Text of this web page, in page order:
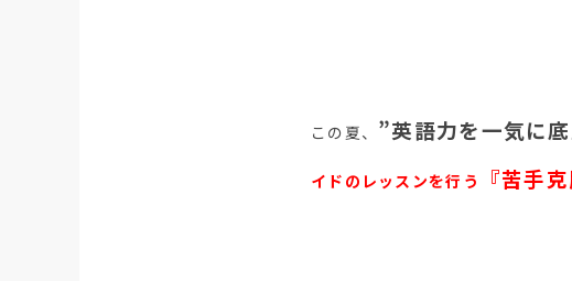
この夏、 ”英語力を一気に
イドのレッスンを行う 『苦手